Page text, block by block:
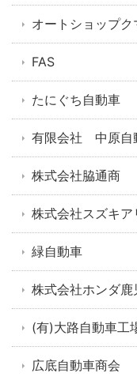
オートショップク
FAS
たにぐち自動車
有限会社 中原自
株式会社脇通商
株式会社スズキ
緑自動車
株式会社ホンダ鹿
(有)大路自動車工
広底自動車商会